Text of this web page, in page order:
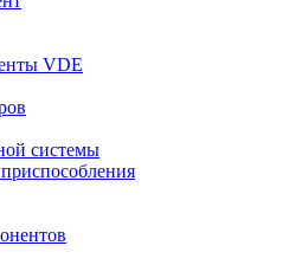
VDE
системы